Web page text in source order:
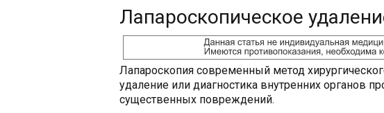
Лапароскопическое
Лапароскопия современный метод
удаление или диагностика внутренних органов
существенных повреждений.